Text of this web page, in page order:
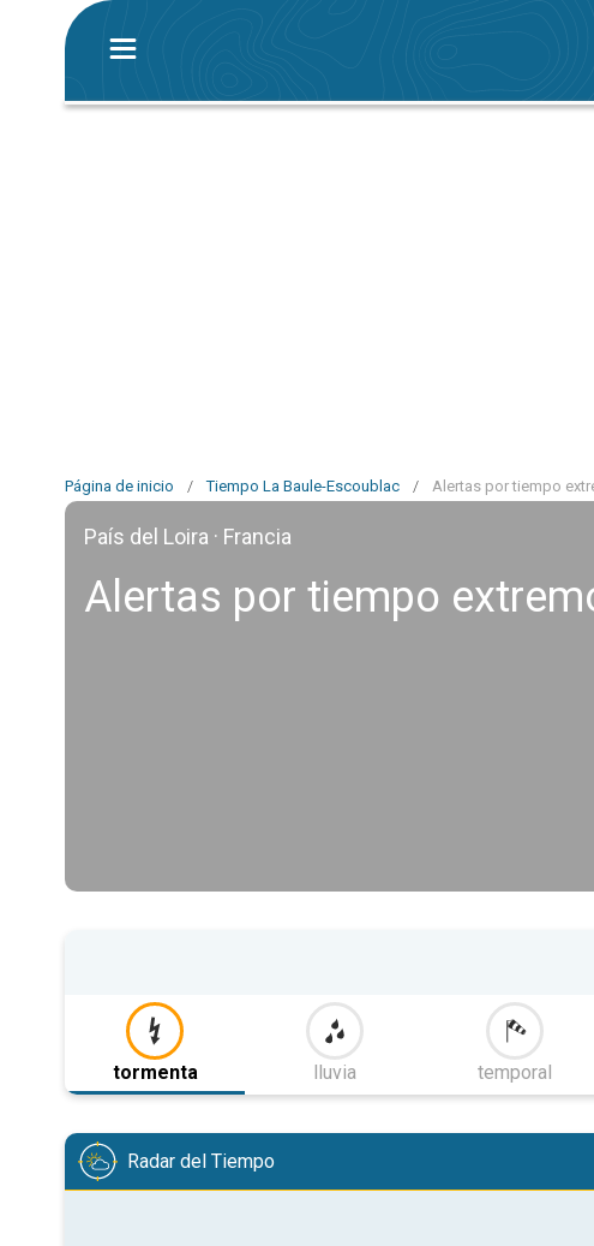
Página de inicio / Tiempo La Baule-Escoublac / Alertas por tiempo
País del Loira · Francia
Alertas por tiempo
tormenta lluvia temporal
Radar del Tiempo